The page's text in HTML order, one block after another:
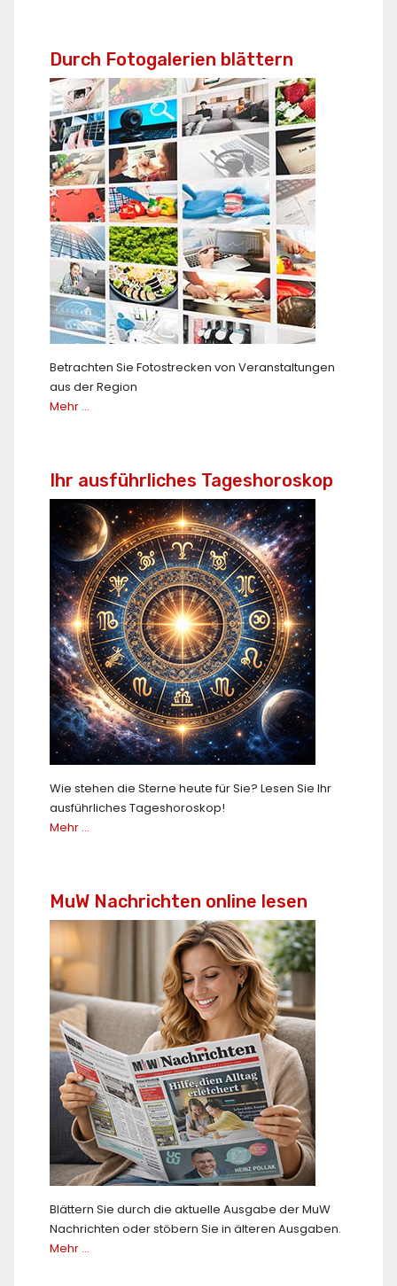
Durch Fotogalerien blättern
Betrachten Sie Fotostrecken von Veranstaltungen
aus der Region
Mehr …
Ihr ausführliches Tageshoroskop
Wie stehen die Sterne heute für Sie? Lesen Sie Ihr
ausführliches Tageshoroskop!
Mehr …
MuW Nachrichten online lesen
Blättern Sie durch die aktuelle Ausgabe der MuW
Nachrichten oder stöbern Sie in älteren Ausgaben.
Mehr …